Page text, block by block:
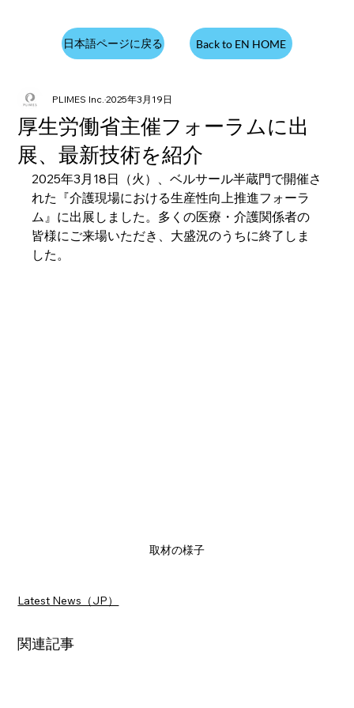
日本語ページに戻る Back to EN HOME
厚生労働省主催フォーラムに出
展、最新技術を紹介
PLIMES Inc.2025年3月19日
2025年3月18日（火）、ベルサール半蔵門で開催さ
れた『介護現場における生産性向上推進フォーラ
ム』に出展しました。多くの医療・介護関係者の
皆様にご来場いただき、大盛況のうちに終了しま
した。
取材の様子
Latest News（JP）
関連記事